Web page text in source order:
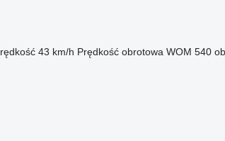
43 km/h Prędkość obrotowa WOM 540